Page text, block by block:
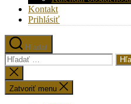
Kontakt
Prihlásiť
Hľadať
Vyhľadať:
Zatvoriť
vyhľadávanie
Zatvoriť menu